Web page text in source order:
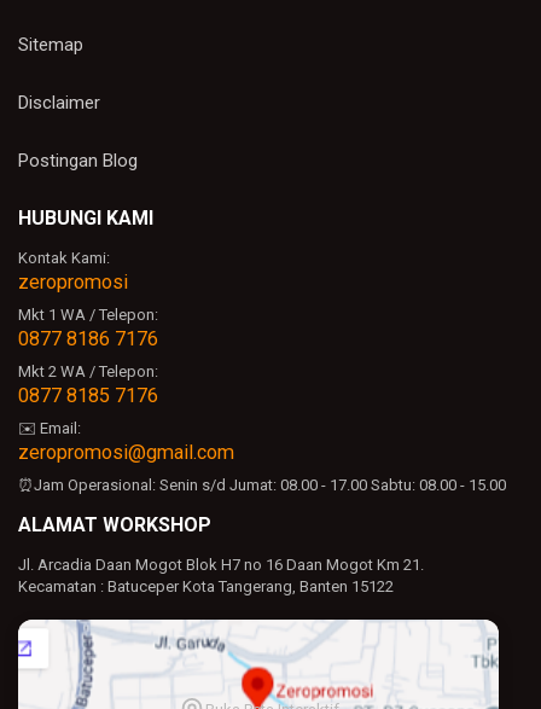
Sitemap
Disclaimer
Postingan Blog
HUBUNGI KAMI
Kontak Kami:
zeropromosi
Mkt 1 WA / Telepon:
0877 8186 7176
Mkt 2 WA / Telepon:
0877 8185 7176
✉️ Email:
zeropromosi@gmail.com
⏰Jam Operasional: Senin s/d Jumat: 08.00 - 17.00 Sabtu: 08.00 - 15.00
ALAMAT WORKSHOP
Jl. Arcadia Daan Mogot Blok H7 no 16 Daan Mogot Km 21.
Kecamatan : Batuceper Kota Tangerang, Banten 15122